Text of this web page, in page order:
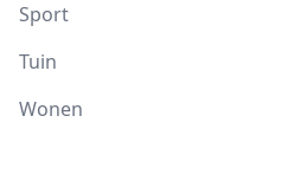
Sport
Tuin
Wonen